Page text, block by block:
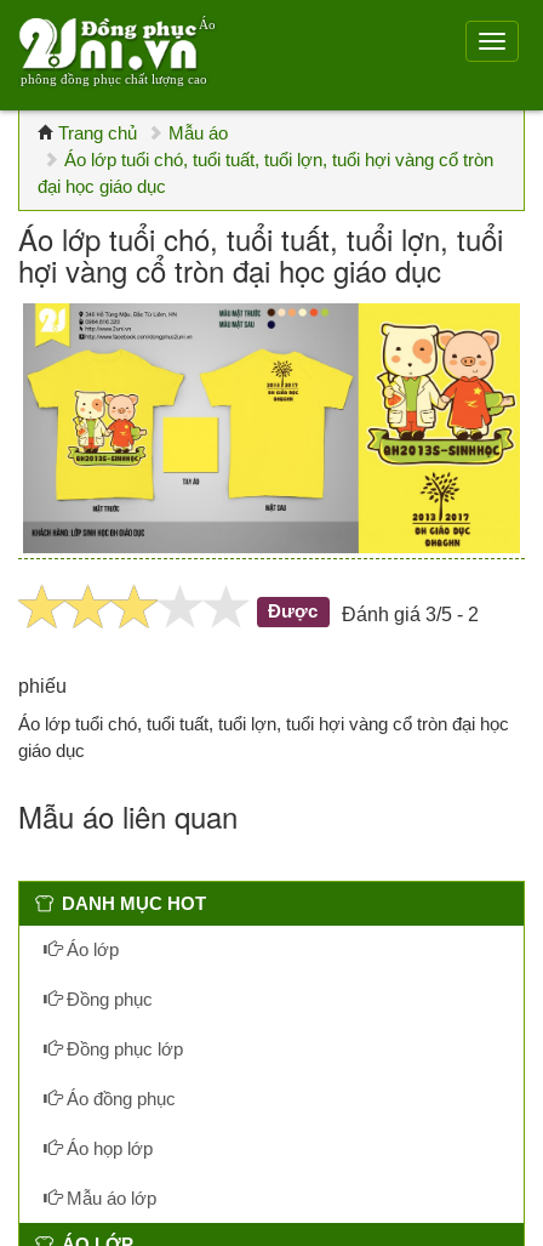
Áo
phông đồng phục chất lượng cao
Trang chủ
Mẫu áo
Áo lớp tuổi chó, tuổi tuất, tuổi lợn, tuổi hợi vàng cổ tròn
đại học giáo dục
Áo lớp tuổi chó, tuổi tuất, tuổi lợn, tuổi
hợi vàng cổ tròn đại học giáo dục
Được Đánh giá 3/5 - 2
phiếu
Áo lớp tuổi chó, tuổi tuất, tuổi lợn, tuổi hợi vàng cổ tròn đại học
giáo dục
Mẫu áo liên quan
DANH MỤC HOT
Áo lớp
Đồng phục
Đồng phục lớp
Áo đồng phục
Áo họp lớp
Mẫu áo lớp